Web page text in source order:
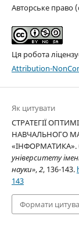
Авторське право
Ця робота
Attribution-
Як цитувати
СТРАТЕГІЇ
НАВЧАЛЬНОГО
«ІНФОРМАТИКА».
університету
науки»,2, 136-143.
143
Формати